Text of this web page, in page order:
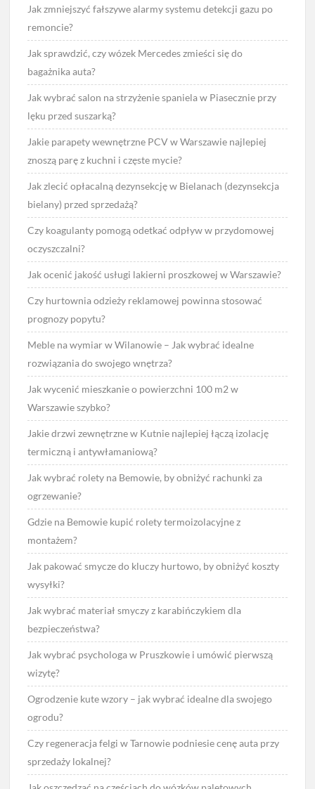
Jak zmniejszyć fałszywe alarmy systemu detekcji gazu po
remoncie?
Jak sprawdzić, czy wózek Mercedes zmieści się do
bagażnika auta?
Jak wybrać salon na strzyżenie spaniela w Piasecznie przy
lęku przed suszarką?
Jakie parapety wewnętrzne PCV w Warszawie najlepiej
znoszą parę z kuchni i częste mycie?
Jak zlecić opłacalną dezynsekcję w Bielanach (dezynsekcja
bielany) przed sprzedażą?
Czy koagulanty pomogą odetkać odpływ w przydomowej
oczyszczalni?
Jak ocenić jakość usługi lakierni proszkowej w Warszawie?
Czy hurtownia odzieży reklamowej powinna stosować
prognozy popytu?
Meble na wymiar w Wilanowie – Jak wybrać idealne
rozwiązania do swojego wnętrza?
Jak wycenić mieszkanie o powierzchni 100 m2 w
Warszawie szybko?
Jakie drzwi zewnętrzne w Kutnie najlepiej łączą izolację
termiczną i antywłamaniową?
Jak wybrać rolety na Bemowie, by obniżyć rachunki za
ogrzewanie?
Gdzie na Bemowie kupić rolety termoizolacyjne z
montażem?
Jak pakować smycze do kluczy hurtowo, by obniżyć koszty
wysyłki?
Jak wybrać materiał smyczy z karabińczykiem dla
bezpieczeństwa?
Jak wybrać psychologa w Pruszkowie i umówić pierwszą
wizytę?
Ogrodzenie kute wzory – jak wybrać idealne dla swojego
ogrodu?
Czy regeneracja felgi w Tarnowie podniesie cenę auta przy
sprzedaży lokalnej?